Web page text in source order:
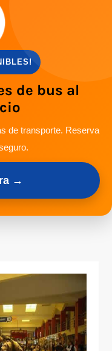
de bus al
de transporte. Reserva
→